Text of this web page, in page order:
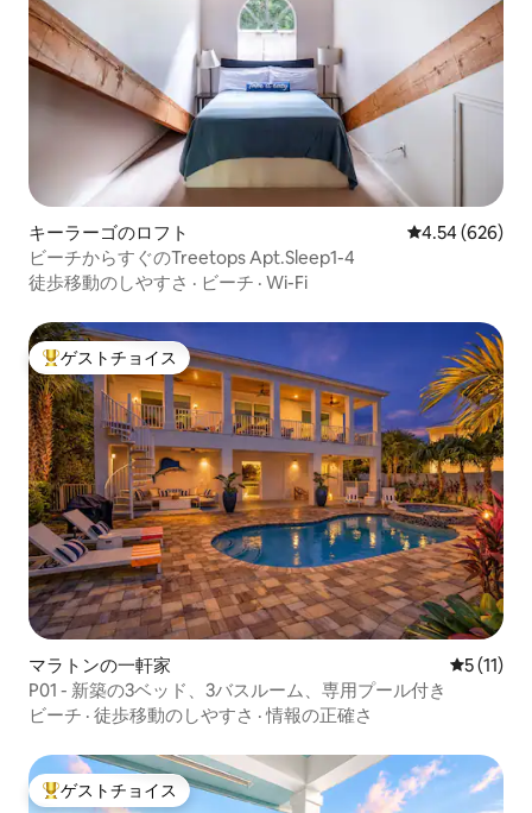
キーラーゴのロフト レビュー626
4.54 (626)
ビーチからすぐのTreetops Apt.Sleep1-4
徒歩移動のしやすさ · ビーチ · Wi-Fi
大好評のゲストチョイスです。
ゲストチョイス
マラトンの一軒家 レビュー
5 (11)
P01 - 新築の3ベッド、3バスルーム、専用プール付き
ビーチ · 徒歩移動のしやすさ ·情報の正確さ
大好評のゲストチョイスです。
ゲストチョイス